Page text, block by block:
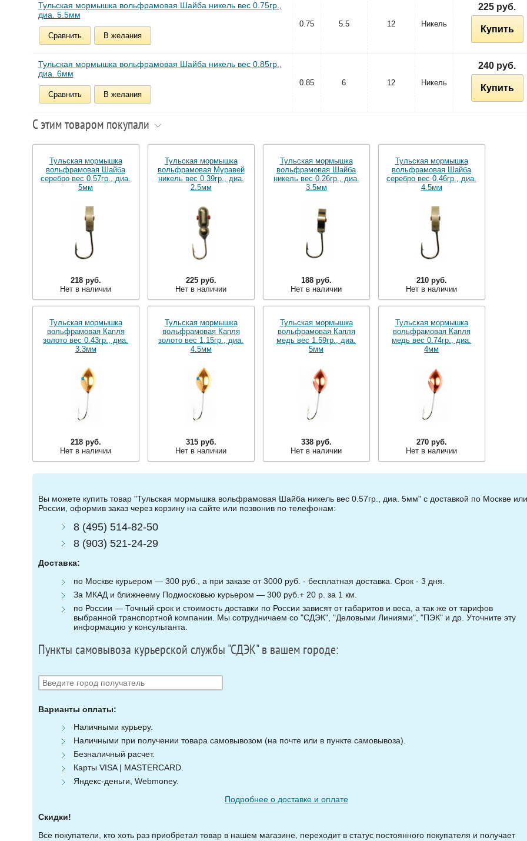
Тульская мормышка вольфрамовая Шайба никель вес 0.75гр.,
диа. 5.5мм
Сравнить В желания
0.75 5.5 12 Никель
225 руб.
Купить
Тульская мормышка вольфрамовая Шайба никель вес 0.85гр.,
диа. 6мм
Сравнить В желания
0.85 6 12 Никель
240 руб.
Купить
С этим товаром покупали
Тульская мормышка
вольфрамовая Шайба
серебро вес 0.57гр., диа.
5мм
218 руб.
Нет в наличии
Тульская мормышка
вольфрамовая Муравей
никель вес 0.39гр., диа.
2.5мм
225 руб.
Нет в наличии
Тульская мормышка
вольфрамовая Шайба
никель вес 0.26гр., диа.
3.5мм
188 руб.
Нет в наличии
Тульская мормышка
вольфрамовая Шайба
серебро вес 0.46гр., диа.
4.5мм
210 руб.
Нет в наличии
Тульская мормышка
вольфрамовая Капля
золото вес 0.43гр., диа.
3.3мм
218 руб.
Нет в наличии
Тульская мормышка
вольфрамовая Капля
золото вес 1.15гр., диа.
4.5мм
315 руб.
Нет в наличии
Тульская мормышка
вольфрамовая Капля
медь вес 1.59гр., диа.
5мм
338 руб.
Нет в наличии
Тульская мормышка
вольфрамовая Капля
медь вес 0.74гр., диа.
4мм
270 руб.
Нет в наличии
Вы можете купить товар "Тульская мормышка вольфрамовая Шайба никель вес 0.57гр., диа. 5мм" с доставкой по Москве или
России, оформив заказ через корзину на сайте или позвонив по телефонам:
8 (495) 514-82-50
8 (903) 521-24-29
Доставка:
по Москве курьером — 300 руб., а при заказе от 3000 руб. - бесплатная доставка. Срок - 3 дня.
За МКАД и ближнеему Подмосковью курьером — 300 руб.+ 20 р. за 1 км.
по России — Точный срок и стоимость доставки по России зависят от габаритов и веса, а так же от тарифов
выбранной транспортной компании. Мы сотрудничаем со "СДЭК", "Деловыми Линиями", "ПЭК" и др. Уточните эту
информацию у консультанта.
Пункты самовывоза курьерской службы "СДЭК" в вашем городе:
Варианты оплаты:
Наличными курьеру.
Наличными при получении товара самовывозом (на почте или в пункте самовывоза).
Безналичный расчет.
Карты VISA | MASTERCARD.
Яндекс-деньги, Webmoney.
Подробнее о доставке и оплате
Скидки!
Все покупатели, кто хоть раз приобретал товар в нашем магазине, переходит в статус постоянного покупателя и получает